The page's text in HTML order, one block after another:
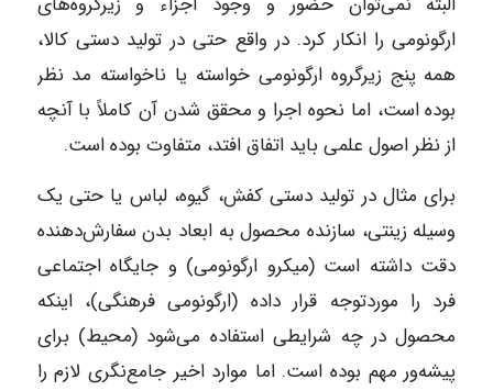
ارگونومی را انکار کرد. در واقع حتی در تولید دستی کالا،
همه پنج زیرگروه ارگونومی خواسته یا ناخواسته مد نظر
بوده است، اما نحوه اجرا و محقق شدن آن کاملاً با آنچه
از نظر اصول علمی باید اتفاق افتد، متفاوت بوده است.
برای مثال در تولید دستی کفش، گیوه، لباس یا حتی یک
وسیله زینتی، سازنده محصول به ابعاد بدن سفارش‌دهنده
دقت داشته است (میکرو ارگونومی) و جایگاه اجتماعی
فرد را موردتوجه قرار داده (ارگونومی فرهنگی)، اینکه
محصول در چه شرایطی استفاده می‌شود (محیط) برای
پیشه‌ور مهم بوده است. اما موارد اخیر جامع‌نگری لازم را